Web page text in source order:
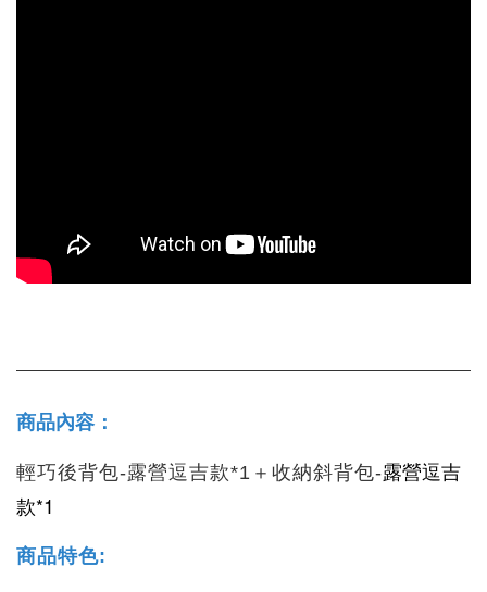
商品內容：
輕巧後背包-露營逗吉款*1＋收納斜背包-露營逗吉
款*1
商品特色: